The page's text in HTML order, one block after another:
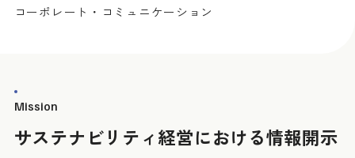
コーポレート・コミュニケーション
サステナビリティ経営における情報開示